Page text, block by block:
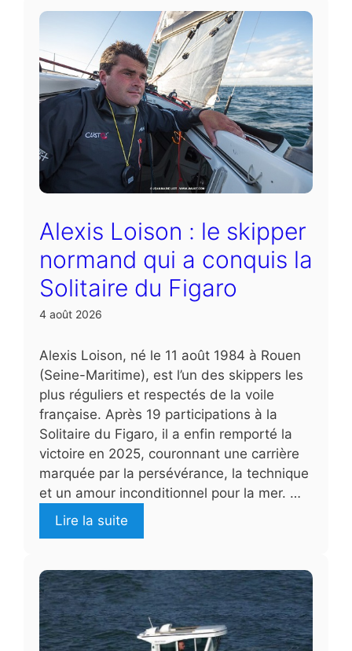
Alexis Loison : le skipper
normand qui a conquis la
Solitaire du Figaro
4 août 2026
Alexis Loison, né le 11 août 1984 à Rouen
(Seine-Maritime), est l’un des skippers les
plus réguliers et respectés de la voile
française. Après 19 participations à la
Solitaire du Figaro, il a enfin remporté la
victoire en 2025, couronnant une carrière
marquée par la persévérance, la technique
et un amour inconditionnel pour la mer. …
Lire la suite